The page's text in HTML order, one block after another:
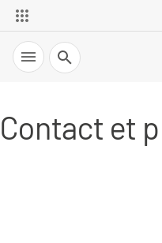
Recherche
Contact et